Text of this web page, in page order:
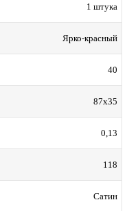
1 штука
Ярко-красный
40
87х35
0,13
118
Сатин